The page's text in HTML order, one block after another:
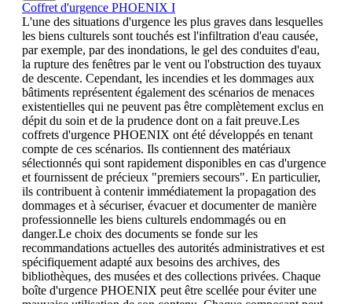
Coffret d'urgence PHOENIX I
L'une des situations d'urgence les plus graves dans lesquelles
les biens culturels sont touchés est l'infiltration d'eau causée,
par exemple, par des inondations, le gel des conduites d'eau,
la rupture des fenêtres par le vent ou l'obstruction des tuyaux
de descente. Cependant, les incendies et les dommages aux
bâtiments représentent également des scénarios de menaces
existentielles qui ne peuvent pas être complètement exclus en
dépit du soin et de la prudence dont on a fait preuve.Les
coffrets d'urgence PHOENIX ont été développés en tenant
compte de ces scénarios. Ils contiennent des matériaux
sélectionnés qui sont rapidement disponibles en cas d'urgence
et fournissent de précieux "premiers secours". En particulier,
ils contribuent à contenir immédiatement la propagation des
dommages et à sécuriser, évacuer et documenter de manière
professionnelle les biens culturels endommagés ou en
danger.Le choix des documents se fonde sur les
recommandations actuelles des autorités administratives et est
spécifiquement adapté aux besoins des archives, des
bibliothèques, des musées et des collections privées. Chaque
boîte d'urgence PHOENIX peut être scellée pour éviter une